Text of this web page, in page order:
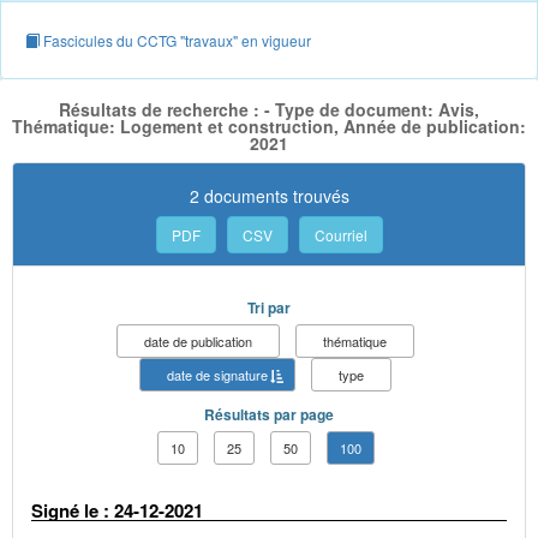
Fascicules du CCTG "travaux" en vigueur
Résultats de recherche : - Type de document: Avis,
Thématique: Logement et construction, Année de publication:
2021
2 documents trouvés
PDF CSV Courriel
Tri par
date de publication
thématique
date de signature
type
Résultats par page
10 25 50 100
Signé le : 24-12-2021